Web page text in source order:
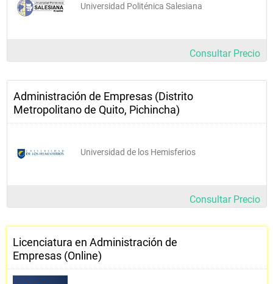
Universidad Politénica Salesiana
Consultar Precio
Administración de Empresas (Distrito
Metropolitano de Quito, Pichincha)
Universidad de los Hemisferios
Consultar Precio
Licenciatura en Administración de
Empresas (Online)